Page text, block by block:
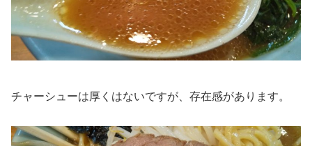
チャーシューは厚くはないですが、存在感があります。